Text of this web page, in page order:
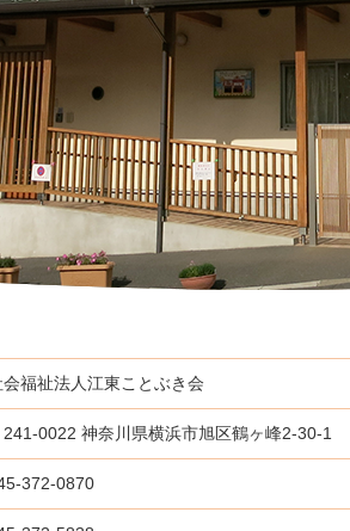
会福祉法人江東ことぶき会
241-0022 神奈川県横浜市旭区鶴ヶ峰2-30-1
372-0870